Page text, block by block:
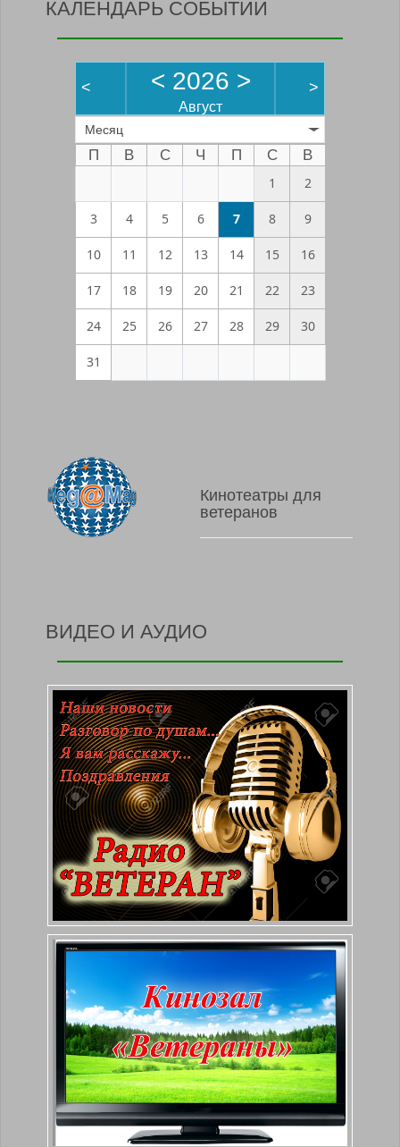
КАЛЕНДАРЬ СОБЫТИЙ
< < 2026 >
Август
>
Месяц
П В С Ч П С
В
1
2
3 4 5 6 7 8 9
10 11 12 13 14 15 16
17 18 19 20 21 22 23
24 25 26 27 28 29 30
31
Кинотеатры для
ветеранов
ВИДЕО И АУДИО